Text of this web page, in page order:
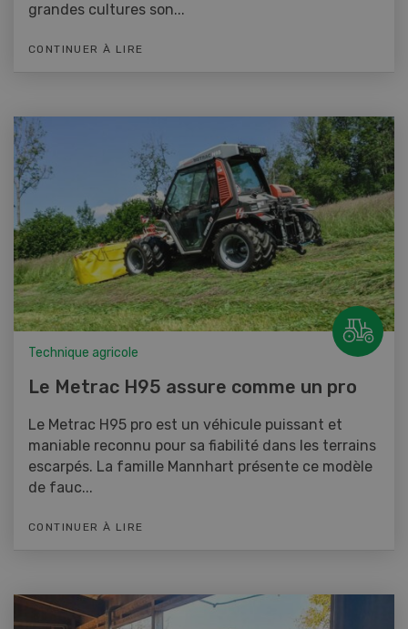
grandes cultures son...
CONTINUER À LIRE
Technique agricole
Le Metrac H95 assure comme un pro
Le Metrac H95 pro est un véhicule puissant et
maniable reconnu pour sa fiabilité dans les terrains
escarpés. La famille Mannhart présente ce modèle
de fauc...
CONTINUER À LIRE